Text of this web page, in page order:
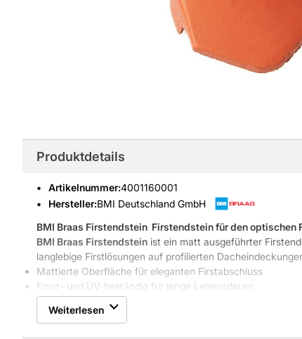
Produktdetails
Artikelnummer:4001160001
Hersteller:BMI Deutschland GmbH
BMI Braas Firstendstein  Firstendstein für den
BMI Braas Firstendstein ist ein matt ausgeführter
langlebige Firstlösungen auf profilierten
Mattierte Oberfläche für eleganten Firstabschluss
Frost- und UV-beständig für lange Lebensdauer
Speziell für profilierten Dachstein-First geeignet
Robuste Betonbauart, Gewicht 1,0 kg pro Stück
Weiterlesen